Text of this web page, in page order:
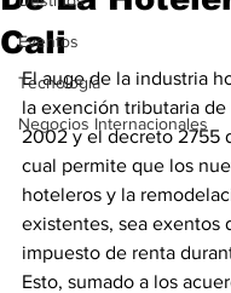
Eventos
Tecnología
Negocios Internacionales
Cali
El auge de la industria
la exención tributaria
2002 y el decreto 2755
cual permite que los
hoteleros y la
existentes, sea exentos
impuesto de renta
Esto, sumado a los